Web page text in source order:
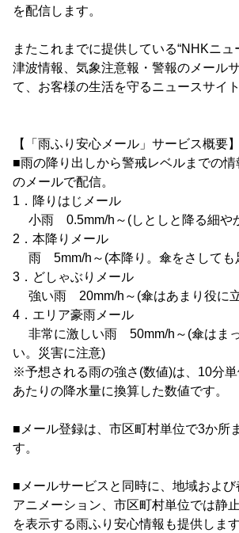
を配信します。
またこれまでに提供している“NHKニュ
津波情報、気象注意報・警報のメール
て、お客様の生活を守るニュースサイ
【「雨ふり安心メール」サービス概要】
■雨の降り出しから警戒レベルまでの
のメールで配信。
1．降りはじメール
小雨 0.5mm/h～(しとしと降る細や
2．本降りメール
雨 5mm/h～(本降り。傘をさしても
3．どしゃぶりメール
強い雨 20mm/h～(傘はあまり役に
4．エリア豪雨メール
非常に激しい雨 50mm/h～(傘はま
い。災害に注意)
※予想される雨の強さ(数値)は、10分
あたりの降水量に換算した数値です。
■メール登録は、市区町村単位で3か所
す。
■メールサービスと同時に、地域およ
アニメーション、市区町村単位では静
を表示する雨ふり安心情報も提供します